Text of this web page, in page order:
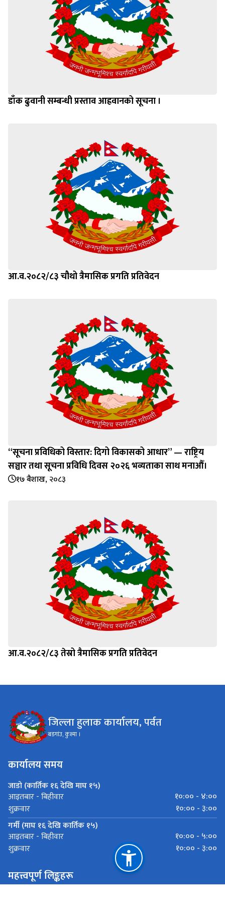
डाँक ढुवानी सम्बन्धी प्रस्ताव आह्रवानको सूचना ।
आ.व.२०८२/८३ चौथो त्रैमासिक प्रगति प्रतिवेदन
“सूचना प्रविधिको विस्तार: दिगो विकासको आधार” — राष्ट्रिय
सञ्चार तथा सूचना प्रविधि दिवस २०२६ भव्यताका साथ मनाऔँ।
१७ बैशाख, २०८३
आ.व.२०८२/८३ तेस्रो त्रैमासिक प्रगति प्रतिवेदन
जिल्ला हुलाक कार्यालय, पर्वत
बडगांउ, कुश्मा ।
कार्यालय समय
जाडो (कार्तिक १६ देखि माघ १५)
आइतबार - बिहीवार
१०:०० - ४:००
शुक्रवार
१०:०० - ३:००
गर्मी (माघ १६ देखि कार्तिक १५)
आइतबार - बिहीवार
१०:०० - ५:००
शुक्रवार
१०:०० - ३:००
महत्त्वपूर्ण लिङ्कहरू